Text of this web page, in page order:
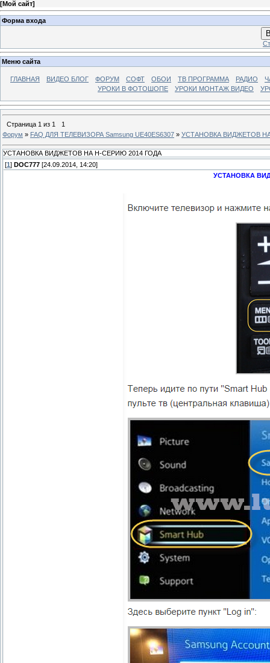
[Мой сайт]
Форма входа
Меню сайта
ГЛАВНАЯ ВИДЕО БЛОГ ФОРУМ СОФТ ОБОИ ТВ ПРОГРАММА РАДИО
УРОКИ В ФОТОШОПЕ
УРОКИ МОНТАЖ ВИДЕО
Страница 1 из 1
1
Форум » FAQ ДЛЯ ТЕЛЕВИЗОРА Samsung UE40ES6307 » УСТАНОВКА ВИДЖЕТОВ
УСТАНОВКА ВИДЖЕТОВ НА Н-СЕРИЮ 2014 ГОДА
[1 ] DOC777 [24.09.2014, 14:20]
УСТАНОВКА